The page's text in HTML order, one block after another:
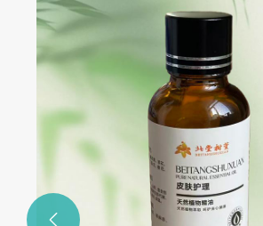
Zergatik sartu behar duzu azido
maskara hidratatzaile bat zure
zaintzeko errutinan?
Gehiago ikusi >>
